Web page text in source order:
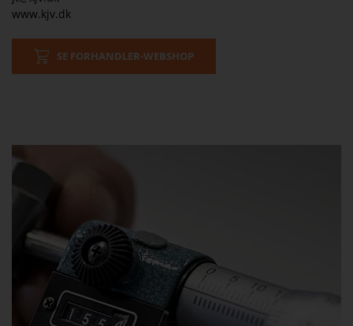
www.kjv.dk
SE FORHANDLER-WEBSHOP